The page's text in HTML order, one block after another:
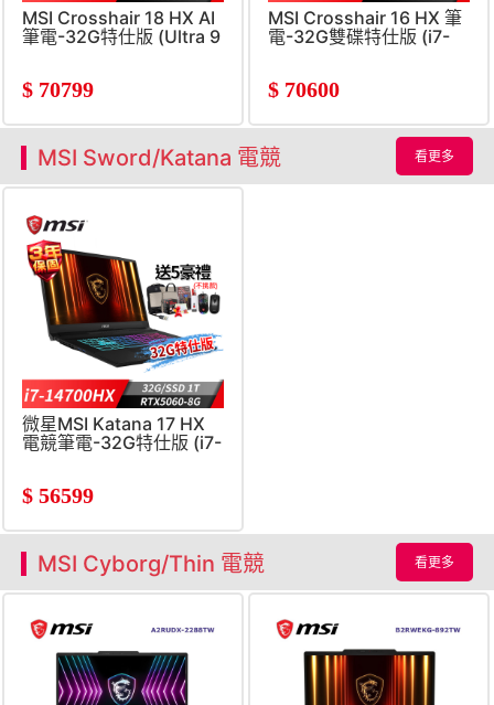
MSI Crosshair 18 HX AI
筆電-32G特仕版 (Ultra 9
$ 70799
MSI Crosshair 16 HX 筆
電-32G雙碟特仕版 (i7-
$ 70600
MSI Sword/Katana 電競 看更多
微星MSI Katana 17 HX
電競筆電-32G特仕版 (i7-
8G/Win11)
$ 56599
MSI Cyborg/Thin 電競 看更多